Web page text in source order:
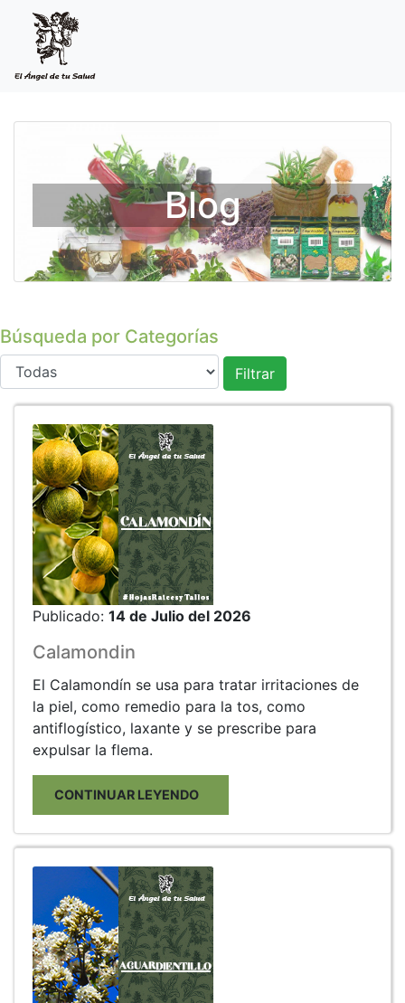
Blog
Búsqueda por Categorías
Filtrar
Publicado: 14 de Julio del 2026
Calamondin
El Calamondín se usa para tratar irritaciones de
la piel, como remedio para la tos, como
antiflogístico, laxante y se prescribe para
expulsar la flema.
CONTINUAR LEYENDO